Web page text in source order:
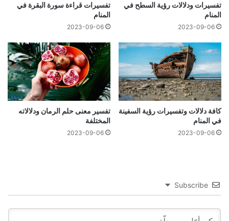
تفسيرات ودلالات رؤية السطح في
المنام
2023-09-06
تفسيرات قراءة سورة البقرة في
المنام
2023-09-06
كافة دلالات وتفسيرات رؤية السفينة
في المنام
2023-09-06
تفسير معنى حلم الرمان ودلالاته
المختلفة
2023-09-06
Subscribe